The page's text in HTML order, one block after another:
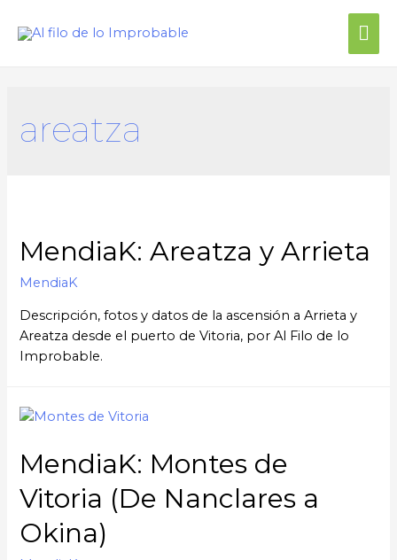
areatza
MendiaK: Areatza y Arrieta
MendiaK
Descripción, fotos y datos de la ascensión a Arrieta y
Areatza desde el puerto de Vitoria, por Al Filo de lo
Improbable.
MendiaK: Montes de
Vitoria (De Nanclares a
Okina)